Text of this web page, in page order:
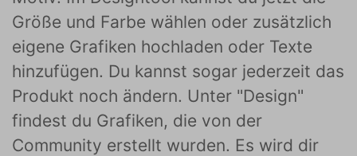
Größe und Farbe wählen oder zusätzlich
eigene Grafiken hochladen oder Texte
hinzufügen. Du kannst sogar jederzeit das
Produkt noch ändern. Unter "Design"
findest du Grafiken, die von der
Community erstellt wurden. Es wird dir